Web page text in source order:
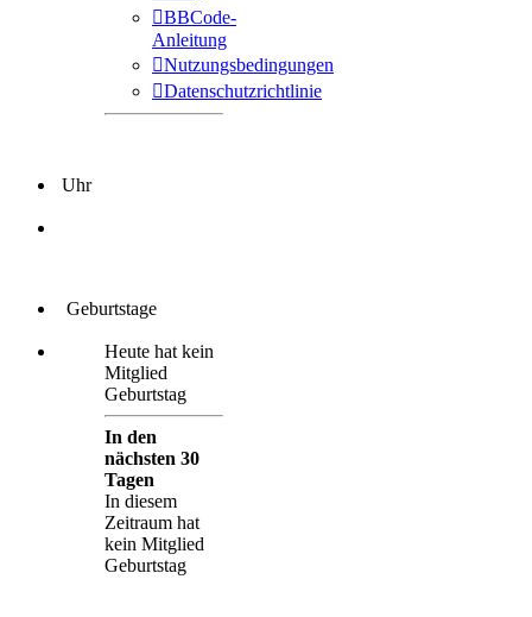
BBCode-
Anleitung
Nutzungsbedingungen
Datenschutzrichtlinie
Uhr
Geburtstage
Heute hat kein
Mitglied
Geburtstag
In den
nächsten 30
Tagen
In diesem
Zeitraum hat
kein Mitglied
Geburtstag